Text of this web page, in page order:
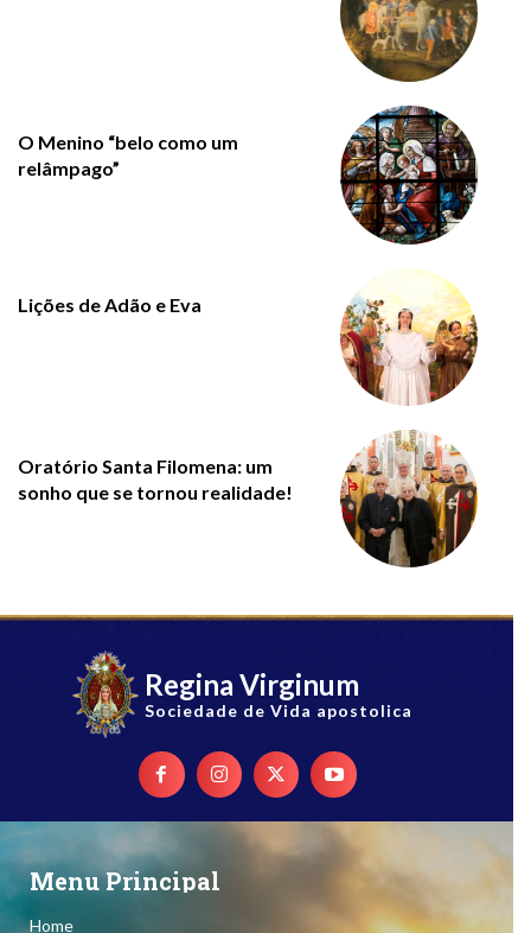
O Menino “belo como um
relâmpago”
Lições de Adão e Eva
Oratório Santa Filomena: um
sonho que se tornou realidade!
Regina Virginum
Sociedade de Vida apostolica
Menu Principal
Home